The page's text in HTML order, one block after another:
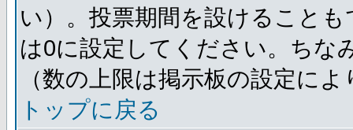
い）。投票期間を設けること
は0に設定してください。ちな
（数の上限は掲示板の設定に
トップに戻る